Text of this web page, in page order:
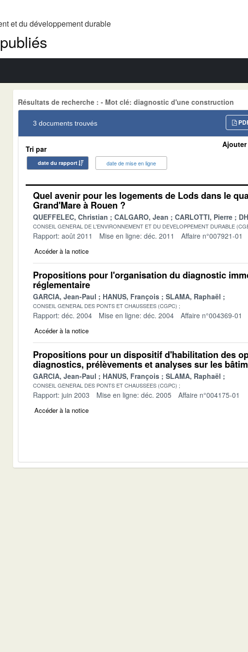
et du développement durable
Résultats de recherche : - Mot clé: diagnostic d'une construction
3 documents trouvés
Tri par
date du rapport date de mise en ligne
Quel avenir pour les logements de Lods dans le
Grand'Mare à Rouen ?
QUEFFELEC, Christian CALGARO, Jean CARLOTTI, Pierre
CONSEIL GENERAL DE L'ENVIRONNEMENT ET DU DEVELOPPEMENT DURABLE
Rapport: août 2011 Mise en ligne: déc. 2011 Affaire n°007921-01
Accéder à la notice
Propositions pour l'organisation du diagnostic
réglementaire
GARCIA, Jean-Paul HANUS, François SLAMA, Raphaël
CONSEIL GENERAL DES PONTS ET CHAUSSEES (CGPC)
Rapport: déc. 2004 Mise en ligne: déc. 2004 Affaire n°004369-01
Accéder à la notice
Propositions pour un dispositif d'habilitation des
diagnostics, prélèvements et analyses sur les
GARCIA, Jean-Paul HANUS, François SLAMA, Raphaël
CONSEIL GENERAL DES PONTS ET CHAUSSEES (CGPC)
Rapport: juin 2003 Mise en ligne: déc. 2005 Affaire n°004175-01
Accéder à la notice